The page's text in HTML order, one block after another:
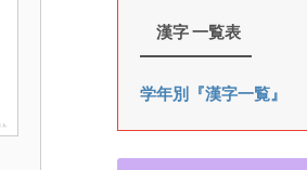
漢字 一覧表
学年別『漢字一覧』